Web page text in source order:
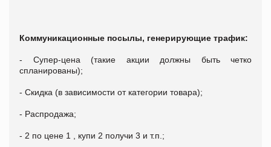
Коммуникационные посылы, генерирующие трафик:
- Супер-цена (такие акции должны быть четко
спланированы);
- Скидка (в зависимости от категории товара);
- Распродажа;
- 2 по цене 1 , купи 2 получи 3 и т.п.;